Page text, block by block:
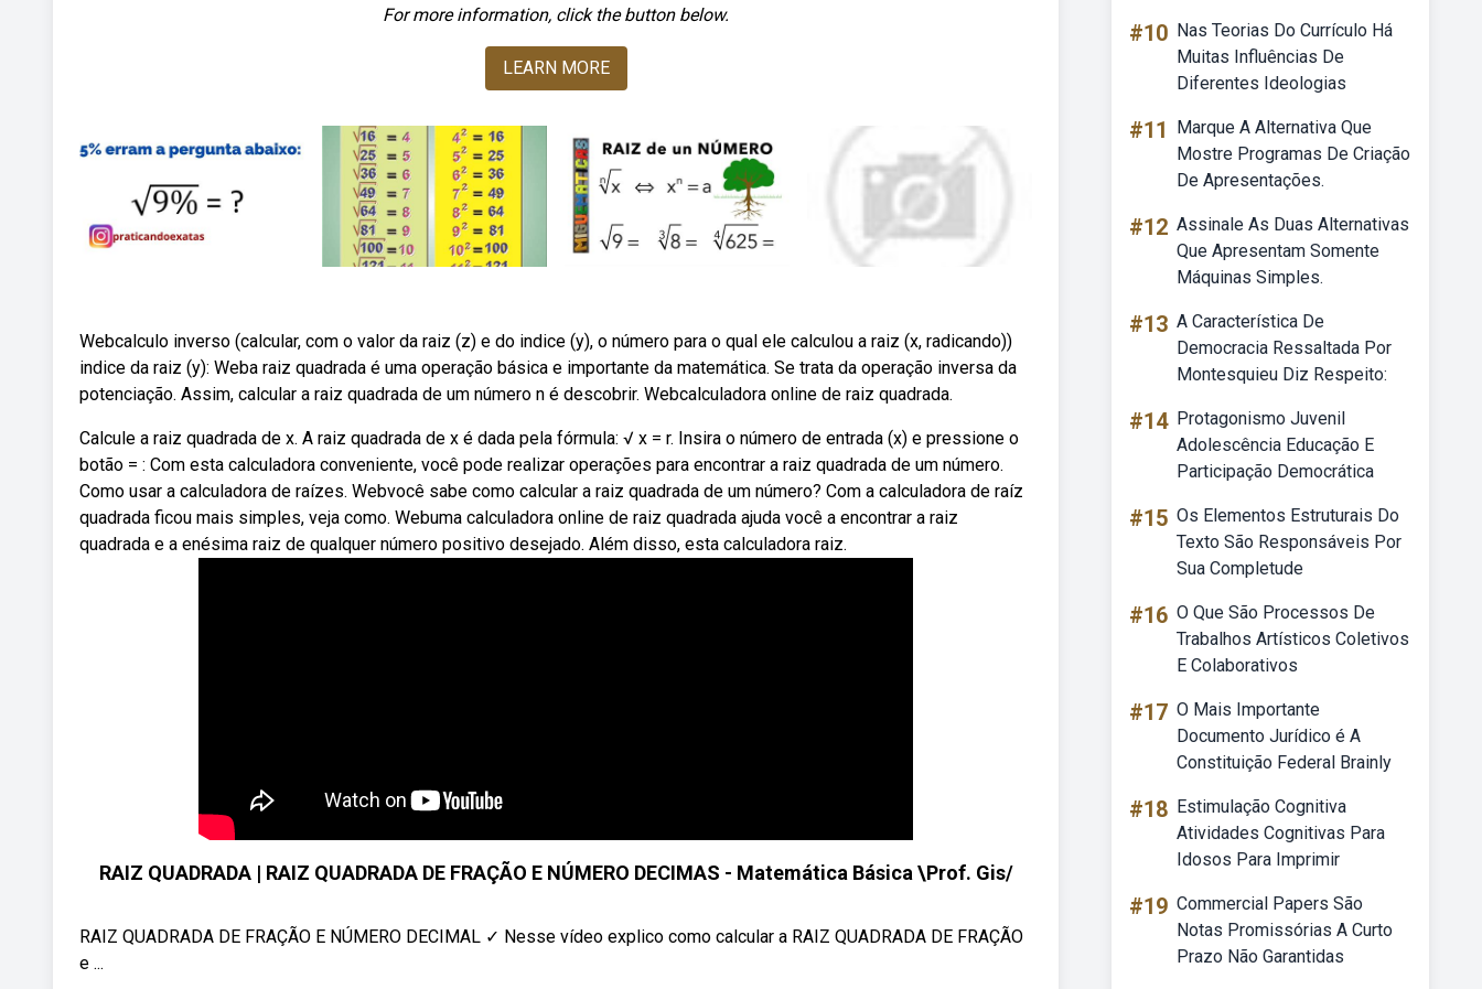
For more information, click the button below.
LEARN MORE
Webcalculo inverso (calcular, com o valor da raiz (z) e do indice (y), o número para o qual ele calculou a raiz (x, radicando))
indice da raiz (y): Weba raiz quadrada é uma operação básica e importante da matemática. Se trata da operação inversa da
potenciação. Assim, calcular a raiz quadrada de um número n é descobrir. Webcalculadora online de raiz quadrada.
Calcule a raiz quadrada de x. A raiz quadrada de x é dada pela fórmula: √ x = r. Insira o número de entrada (x) e pressione o
botão = : Com esta calculadora conveniente, você pode realizar operações para encontrar a raiz quadrada de um número.
Como usar a calculadora de raízes. Webvocê sabe como calcular a raiz quadrada de um número? Com a calculadora de raíz
quadrada ficou mais simples, veja como. Webuma calculadora online de raiz quadrada ajuda você a encontrar a raiz
quadrada e a enésima raiz de qualquer número positivo desejado. Além disso, esta calculadora raiz.
RAIZ QUADRADA | RAIZ QUADRADA DE FRAÇÃO E NÚMERO DECIMAS - Matemática Básica \Prof. Gis/
RAIZ QUADRADA DE FRAÇÃO E NÚMERO DECIMAL ✓ Nesse vídeo explico como calcular a RAIZ QUADRADA DE FRAÇÃO
e ...
#10 Nas Teorias Do Currículo Há
Muitas Influências De
Diferentes Ideologias
#11
Marque A Alternativa Que
Mostre Programas De Criação
De Apresentações.
#12 Assinale As Duas Alternativas
Que Apresentam Somente
Máquinas Simples.
#13 A Característica De
Democracia Ressaltada Por
Montesquieu Diz Respeito:
#14 Protagonismo Juvenil
Adolescência Educação E
Participação Democrática
#15 Os Elementos Estruturais Do
Texto São Responsáveis Por
Sua Completude
#16 O Que São Processos De
Trabalhos Artísticos Coletivos
E Colaborativos
#17 O Mais Importante
Documento Jurídico é A
Constituição Federal Brainly
#18 Estimulação Cognitiva
Atividades Cognitivas Para
Idosos Para Imprimir
#19 Commercial Papers São
Notas Promissórias A Curto
Prazo Não Garantidas